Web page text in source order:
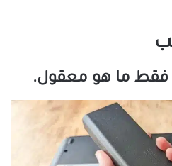
فقط ما هو معقول.